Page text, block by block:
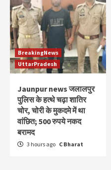
BreakingNews
UttarPradesh
Jaunpur news जलालपुर
पुलिस के हत्थे चढ़ा शातिर
चोर, चोरी के मुकदमे में था
वांछित; 500 रुपये नकद
बरामद
3 hours ago C Bharat